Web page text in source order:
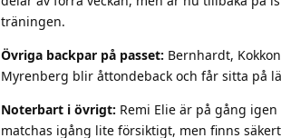
träningen.
Övriga backpar på passet: Bernhardt,
Myrenberg blir åttondeback och får sitta på
Noterbart i övrigt: Remi Elie är på gång
matchas igång lite försiktigt, men finns